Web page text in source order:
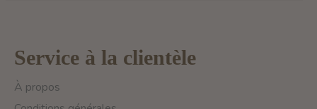
Service à la clientèle
À propos